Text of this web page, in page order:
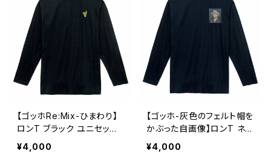
【ゴッホRe:Mix-ひまわり】
ロンT ブラック ユニセック
ス
¥4,000
【ゴッホ-灰色のフェルト帽を
かぶった自画像】ロンT ネイ
ビー ユニセックス
¥4,000